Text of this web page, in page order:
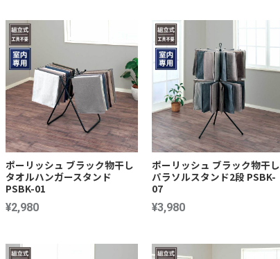
ポーリッシュ ブラック物干し
タオルハンガースタンド
PSBK-01
¥2,980
ポーリッシュ ブラック物干し
パラソルスタンド2段 PSBK-
07
¥3,980